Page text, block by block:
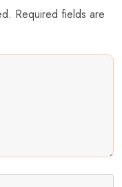
Required fields are